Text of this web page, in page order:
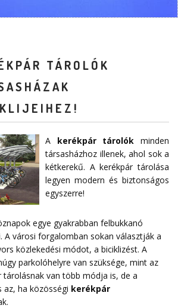
TÁROLÓK
A kerékpár tárolók minden
társasházhoz illenek, ahol sok a
kétkerekű. A kerékpár tárolása
legyen modern és biztonságos
egyszerre!
egye gyakrabban felbukkanó
A városi forgalomban sokan választják a
közlekedési módot, a biciklizést. A
parkolóhelyre van szüksége, mint az
tárolásnak van több módja is, de a
az, ha közösségi kerékpár